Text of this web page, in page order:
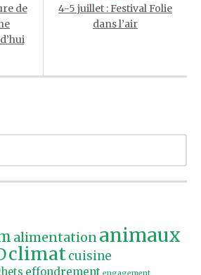
de
4-5 juillet : Festival Folie
dans l’air
alimentationanimaux
climatcuisine
effondrement